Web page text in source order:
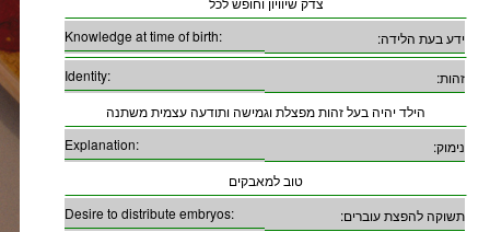
Knowledge at time of birth:
ידע בעת הלידה:
Identity:
זהות:
הילד יהיה בעל זהות מפצלת וגמישה ותודעה עצמית משתנה
Explanation:
נימוק:
טוב למאבקים
Desire to distribute embryos:
תשוקה להפצת עוברים: